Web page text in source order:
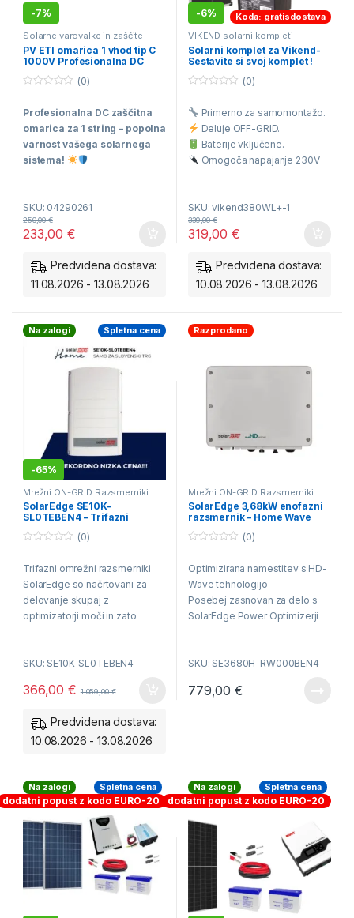
-7%
Solarne varovalke in zaščite
PV ETI omarica 1 vhod tip C
1000V Profesionalna DC
u
o
f
5
(0)
Profesionalna DC zaščitna
omarica za 1 string – popolna
varnost vašega solarnega
sistema!
fotovoltaičnih sistemov
pred strelo in
prenapetostjo.
Konfiguracija:1x vhod / 1x
izhod (1 string).
odvodnika prenapetosti
T1+T2 (Razred I+II).
Varnost:Vključuje DC
zaščite IP65 za zunanjo ali
notranjo montažo.
SKU: 04290261
233,00€
250,00€
Predvidena dostava:
11.08.2026 - 13.08.2026
-6%
Koda: gratisdostava
VIKEND solarni kompleti
Solarni komplet za Vikend-
Sestavite si svoj komplet !
u
o
f
5
(0)
Primerno za samomontažo.
Deluje OFF-GRID.
Baterije vključene.
Omogoča napajanje 230V
dom.
SKU: vikend380WL+-1
319,00€
339,00€
Predvidena dostava:
10.08.2026 - 13.08.2026
Na zalogi
-65%
Spletna cena
Mrežni ON-GRID Razsmerniki
SolarEdge SE10K-
SL0TEBEN4 – Trifazni
omrežni razsmernik 10kWh
t
o
f
(0)
Trifazni omrežni razsmerniki
SolarEdge so načrtovani za
delovanje skupaj z
optimizatorji moči in zato
Delovanje skupaj z
optimizatorji SE
SKU: SE10K-SL0TEBEN4
366,00€ 1.059,00€
Predvidena dostava:
10.08.2026 - 13.08.2026
Razprodano
Mrežni ON-GRID Razsmerniki
SolarEdge 3,68kW enofazni
razsmernik – Home Wave
SE3680H
u
t
o
f
(0)
Optimizirana namestitev s HD-
Wave tehnologijo
Posebej zasnovan za delo s
SolarEdge Power Optimizerji
predimenzioniranja
neposredno preko pametnega
SKU: SE3680H-RW000BEN4
779,00€
Na zalogi Spletna cena
dodatni popust z kodo EURO-20
Na zalogi Spletna cena
dodatni popust z kodo EURO-20